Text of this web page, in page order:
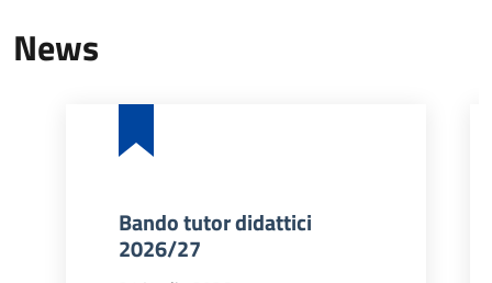
News
Bando tutor didattici
2026/27